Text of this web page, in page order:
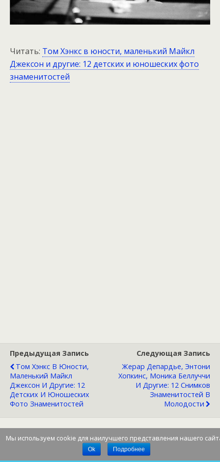
Читать: Том Хэнкс в юности, маленький Майкл
Джексон и другие: 12 детских и юношеских фото
знаменитостей
Предыдущая Запись
Том Хэнкс В Юности,
Маленький Майкл
Джексон И Другие: 12
Детских И Юношеских
Фото Знаменитостей
Следующая Запись
Жерар Депардье, Энтони
Хопкинс, Моника Беллуччи
И Другие: 12 Снимков
Знаменитостей В
Молодости
Мы используем cookie для наилучшего представления нашего
Ok Подробнее
Наверх